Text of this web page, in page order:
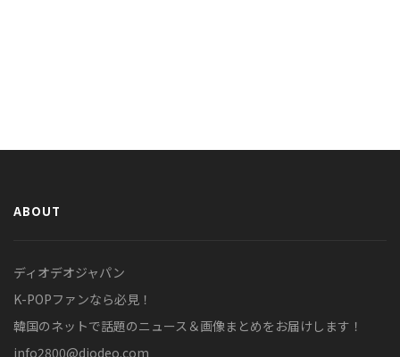
ABOUT
ディオデオジャパン
K-POPファンなら必見！
韓国のネットで話題のニュース＆画像まとめをお届けします！
info2800@diodeo.com